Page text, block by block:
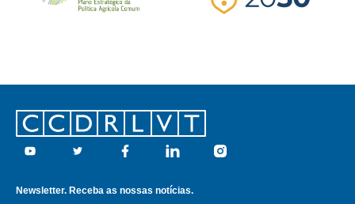
Footer
Youtube Twitter Facebook Linkedin Instagram
Newsletter. Receba as nossas notícias.